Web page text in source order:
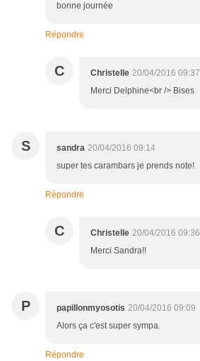
bonne journée
Répondre
C Christelle 20/04/2016 09:37
Merci Delphine<br /> Bises
S sandra 20/04/2016 09:14
super tes carambars je prends note!
Répondre
C Christelle 20/04/2016 09:36
Merci Sandra!!
P papillonmyosotis 20/04/2016 09:09
Alors ça c'est super sympa.
Répondre